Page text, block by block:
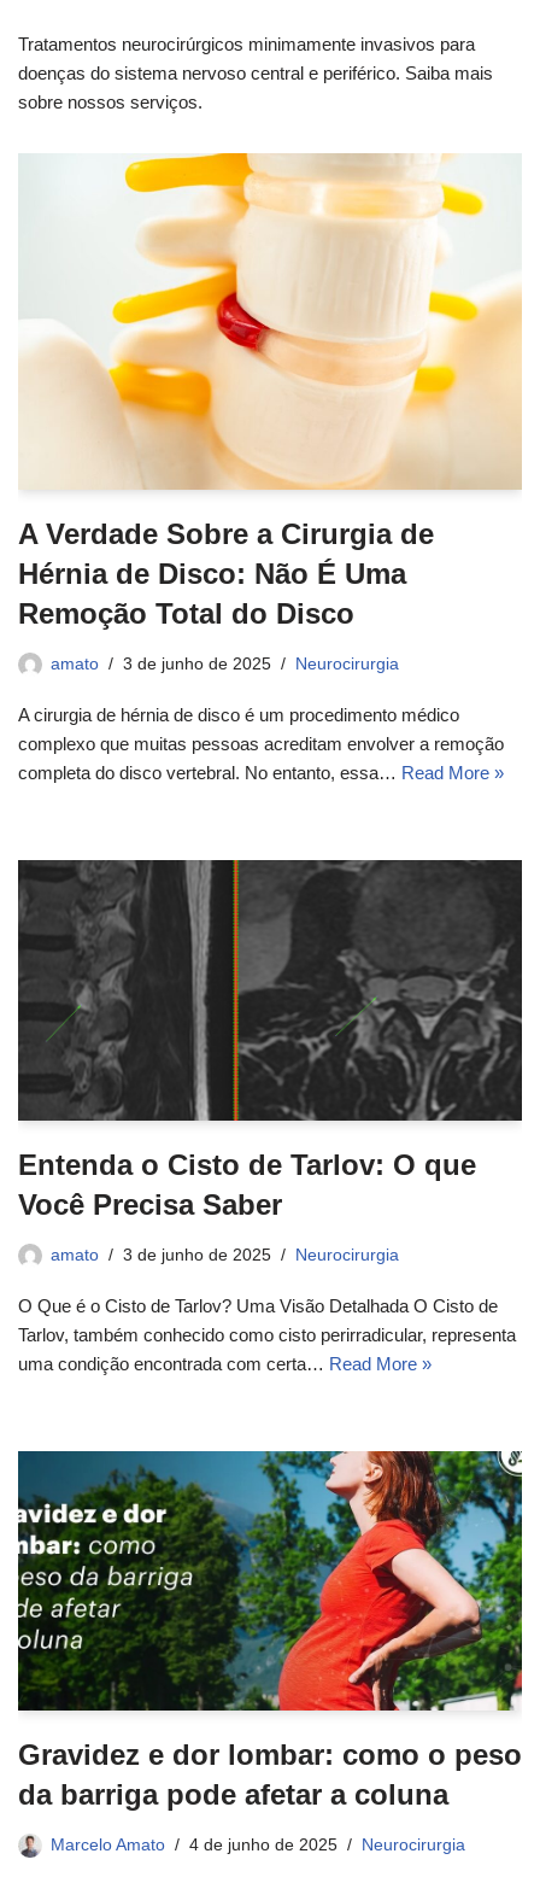
Tratamentos neurocirúrgicos minimamente invasivos para
doenças do sistema nervoso central e periférico. Saiba mais
sobre nossos serviços.
A Verdade Sobre a Cirurgia de
Hérnia de Disco: Não É Uma
Remoção Total do Disco
amato 3 de junho de 2025 Neurocirurgia
A cirurgia de hérnia de disco é um procedimento médico
complexo que muitas pessoas acreditam envolver a remoção
completa do disco vertebral. No entanto, essa… Read More »
Entenda o Cisto de Tarlov: O que
Você Precisa Saber
amato 3 de junho de 2025 Neurocirurgia
O Que é o Cisto de Tarlov? Uma Visão Detalhada O Cisto de
Tarlov, também conhecido como cisto perirradicular, representa
uma condição encontrada com certa… Read More »
Gravidez e dor lombar: como o peso
da barriga pode afetar a coluna
Marcelo Amato 4 de junho de 2025 Neurocirurgia